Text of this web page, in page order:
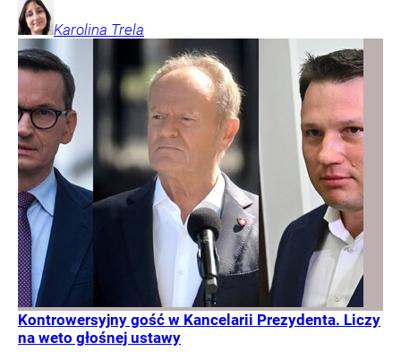
Karolina Trela
Kontrowersyjny gość w Kancelarii Prezydenta. Liczy
na weto głośnej ustawy